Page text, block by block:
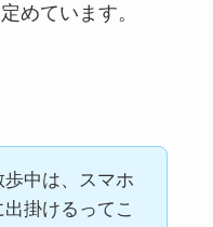
めています。
中は、スマホ
掛けるってこ